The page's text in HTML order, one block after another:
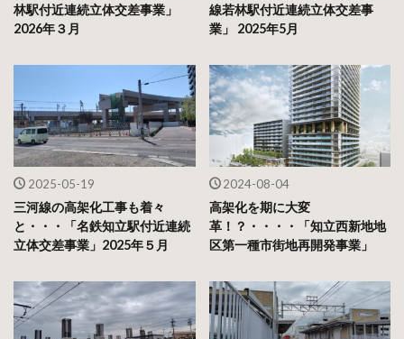
林駅付近連続立体交差事業」
2026年３月
線若林駅付近連続立体交差事
業」 2025年5月
2025-05-19
三河線の高架化工事も着々
と・・・「名鉄知立駅付近連続
立体交差事業」2025年５月
2024-08-04
高架化を期に大変
革！？・・・・「知立西新地地
区第一種市街地再開発事業」